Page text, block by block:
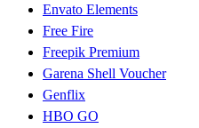
Envato Elements
Free Fire
Freepik Premium
Garena Shell Voucher
Genflix
HBO GO